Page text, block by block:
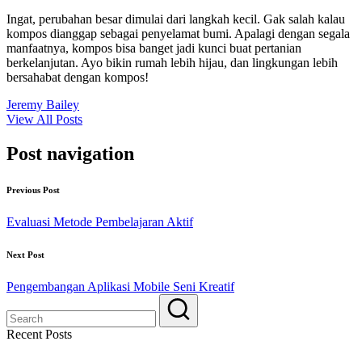
Ingat, perubahan besar dimulai dari langkah kecil. Gak salah kalau
kompos dianggap sebagai penyelamat bumi. Apalagi dengan segala
manfaatnya, kompos bisa banget jadi kunci buat pertanian
berkelanjutan. Ayo bikin rumah lebih hijau, dan lingkungan lebih
bersahabat dengan kompos!
Jeremy Bailey
View All Posts
Post navigation
Previous Post
Evaluasi Metode Pembelajaran Aktif
Next Post
Pengembangan Aplikasi Mobile Seni Kreatif
Recent Posts